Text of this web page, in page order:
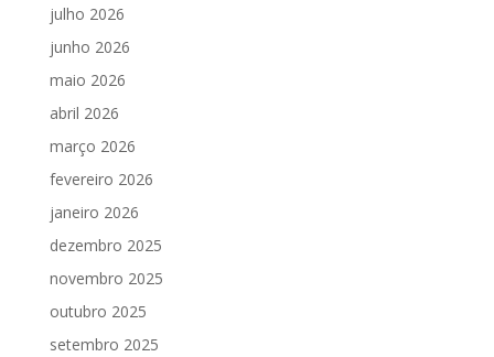
julho 2026
junho 2026
maio 2026
abril 2026
março 2026
fevereiro 2026
janeiro 2026
dezembro 2025
novembro 2025
outubro 2025
setembro 2025